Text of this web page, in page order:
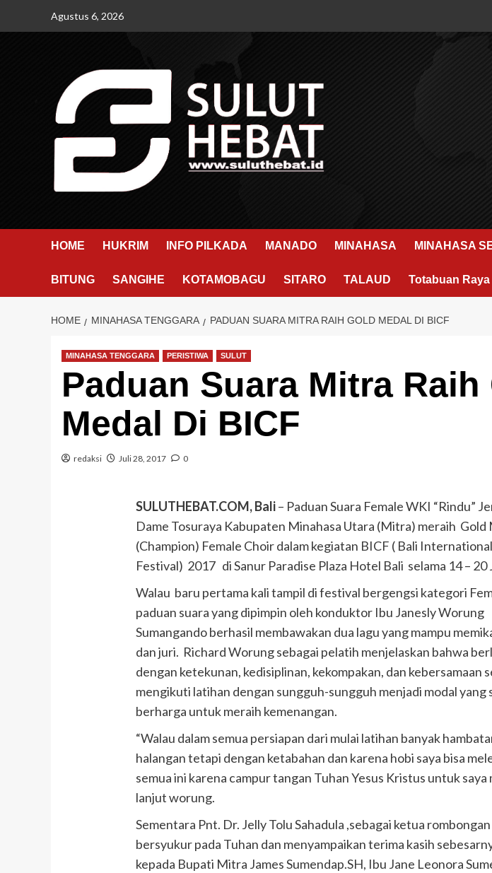
Agustus 6, 2026
HOME HUKRIM INFO PILKADA MANADO MINAHASA MINAHASA
BITUNG SANGIHE KOTAMOBAGU SITARO TALAUD Totabuan Raya
HOME MINAHASA TENGGARA PADUAN SUARA MITRA RAIH GOLD MEDAL DI BICF
MINAHASA TENGGARA PERISTIWA SULUT
Paduan Suara Mitra Raih
Medal Di BICF
redaksi Juli 28, 2017 0
SULUTHEBAT.COM, Bali– Paduan Suara Female WKI “Rindu”
Dame Tosuraya Kabupaten Minahasa Utara (Mitra) meraih Gold
(Champion) Female Choir dalam kegiatan BICF ( Bali
Festival) 2017 di Sanur Paradise Plaza Hotel Bali selama 14 – 20
Walau baru pertama kali tampil di festival bergengsi kategori
paduan suara yang dipimpin oleh konduktor Ibu Janesly Worung
Sumangando berhasil membawakan dua lagu yang mampu
dan juri. Richard Worung sebagai pelatih menjelaskan bahwa
dengan ketekunan, kedisiplinan, kekompakan, dan kebersamaan
mengikuti latihan dengan sungguh-sungguh menjadi modal yang
berharga untuk meraih kemenangan.
“Walau dalam semua persiapan dari mulai latihan banyak
halangan tetapi dengan ketabahan dan karena hobi saya bisa
semua ini karena campur tangan Tuhan Yesus Kristus untuk saya
lanjut worung.
Sementara Pnt. Dr. Jelly Tolu Sahadula ,sebagai ketua
bersyukur pada Tuhan dan menyampaikan terima kasih
kepada Bupati Mitra James Sumendap.SH, Ibu Jane Leonora